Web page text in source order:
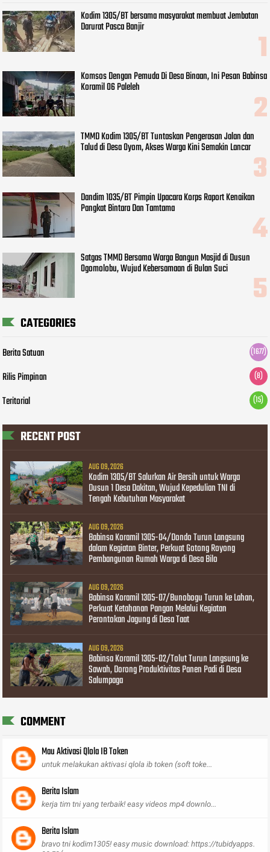
Kodim 1305/BT bersama masyarakat membuat Jembatan
Darurat Pasca Banjir
Komsos Dengan Pemuda Di Desa Binaan, Ini Pesan Babinsa
Koramil 06 Paleleh
TMMD Kodim 1305/BT Tuntaskan Pengerasan Jalan dan
Talud di Desa Oyom, Akses Warga Kini Semakin Lancar
Dandim 1035/BT Pimpin Upacara Korps Raport Kenaikan
Pangkat Bintara Dan Tamtama
Satgas TMMD Bersama Warga Bangun Masjid di Dusun
Ogomolobu, Wujud Kebersamaan di Bulan Suci
CATEGORIES
Berita Satuan (1677)
Rilis Pimpinan (8)
Teritorial (15)
RECENT POST
AUG 09, 2026
Kodim 1305/BT Salurkan Air Bersih untuk Warga
Dusun 1 Desa Dakitan, Wujud Kepedulian TNI di
Tengah Kebutuhan Masyarakat
AUG 09, 2026
Babinsa Koramil 1305-04/Dondo Turun Langsung
dalam Kegiatan Binter, Perkuat Gotong Royong
Pembangunan Rumah Warga di Desa Bilo
AUG 09, 2026
Babinsa Koramil 1305-07/Bunobogu Turun ke Lahan,
Perkuat Ketahanan Pangan Melalui Kegiatan
Perontokan Jagung di Desa Taat
AUG 09, 2026
Babinsa Koramil 1305-02/Tolut Turun Langsung ke
Sawah, Dorong Produktivitas Panen Padi di Desa
Salumpaga
COMMENT
Mau Aktivasi Qlola IB Token
untuk melakukan aktivasi qlola ib token (soft toke...
Berita Islam
kerja tim tni yang terbaik! easy videos mp4 downlo...
Berita Islam
bravo tni kodim1305! easy music download: https://tubidyapps.